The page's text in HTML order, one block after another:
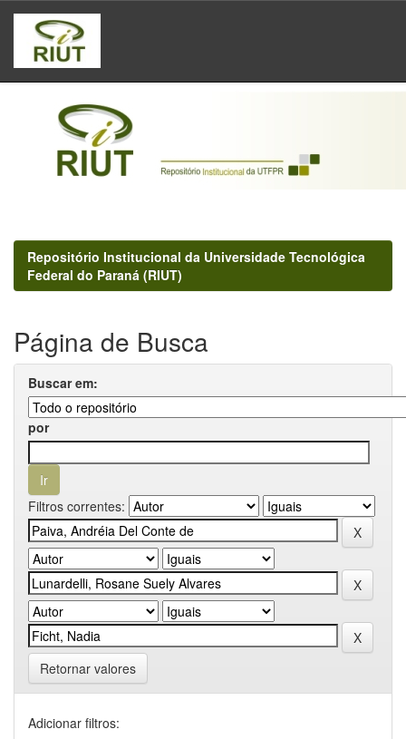
Skip
navigation
Repositório Institucional da Universidade Tecnológica
Federal do Paraná (RIUT)
Página de Busca
Buscar em:
por
Filtros correntes:
Retornar valores
Adicionar filtros: